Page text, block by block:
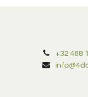
+32 468